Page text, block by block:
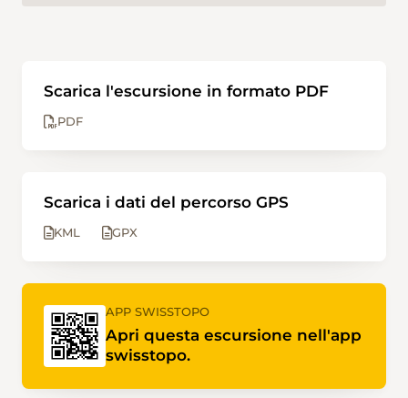
Scarica l'escursione in formato PDF
PDF
Scarica i dati del percorso GPS
KML GPX
APP SWISSTOPO
Apri questa escursione nell'app
swisstopo.